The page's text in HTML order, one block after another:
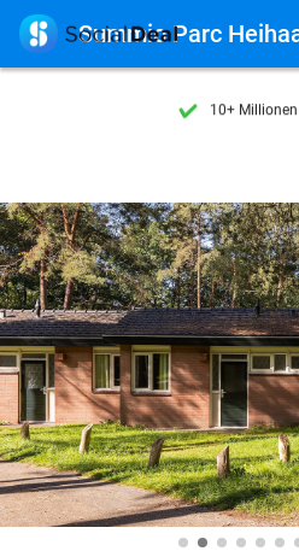
7 Tage die
10+
7 Tage die
10+
 Summio Parc